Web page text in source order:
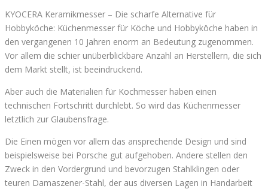
KYOCERA Keramikmesser – Die scharfe Alternative für
Hobbyköche: Küchenmesser für Köche und Hobbyköche haben in
den vergangenen 10 Jahren enorm an Bedeutung zugenommen.
Vor allem die schier unüberblickbare Anzahl an Herstellern, die sich
dem Markt stellt, ist beeindruckend.
Aber auch die Materialien für Kochmesser haben einen
technischen Fortschritt durchlebt. So wird das Küchenmesser
letztlich zur Glaubensfrage.
Die Einen mögen vor allem das ansprechende Design und sind
beispielsweise bei Porsche gut aufgehoben. Andere stellen den
Zweck in den Vordergrund und bevorzugen Stahlklingen oder
teuren Damaszener-Stahl, der aus diversen Lagen in Handarbeit